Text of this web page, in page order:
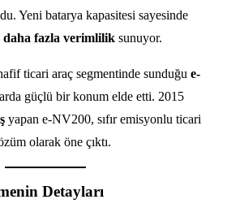
Yeni batarya kapasitesi sayesinde
daha fazla verimlilik sunuyor.
ticari araç segmentinde sunduğu e-
güçlü bir konum elde etti. 2015
yapan e-NV200, sıfır emisyonlu ticari
olarak öne çıktı.
Detayları